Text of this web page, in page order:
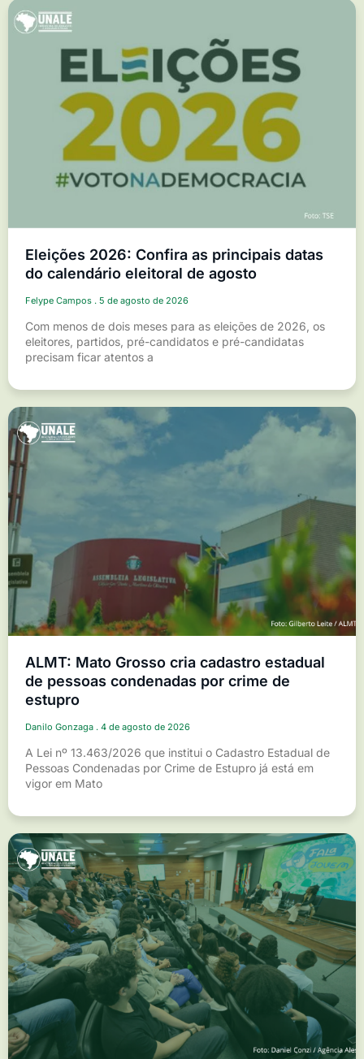
Eleições 2026: Confira as principais datas
do calendário eleitoral de agosto
Felype Campos 5 de agosto de 2026
Com menos de dois meses para as eleições de 2026, os
eleitores, partidos, pré-candidatos e pré-candidatas
precisam ficar atentos a
ALMT: Mato Grosso cria cadastro estadual
de pessoas condenadas por crime de
estupro
Danilo Gonzaga 4 de agosto de 2026
A Lei nº 13.463/2026 que institui o Cadastro Estadual de
Pessoas Condenadas por Crime de Estupro já está em
vigor em Mato